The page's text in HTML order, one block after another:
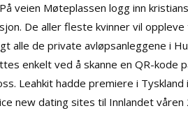
veien Møteplassen logg inn
De aller fleste kvinner vil
alle de private avløpsanleggene i
enkelt ved å skanne en QR-kode
Leahkit hadde premiere i
new dating sites til Innlandet våren